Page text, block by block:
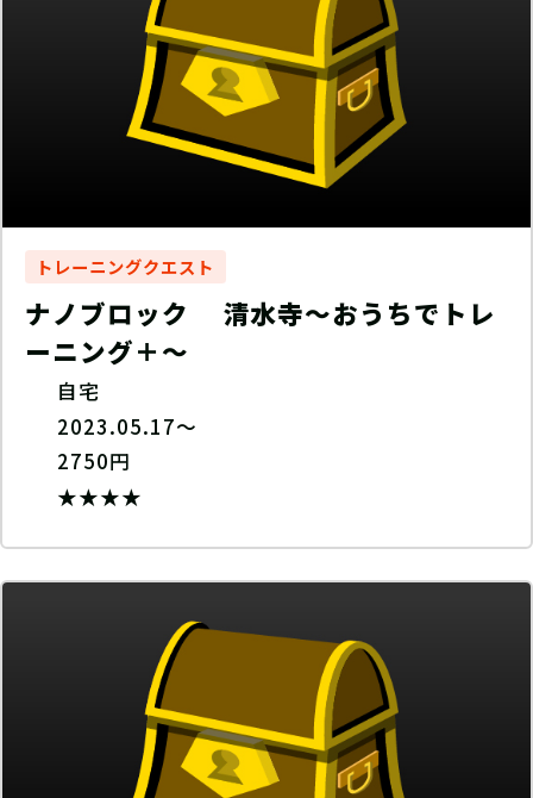
トレーニングクエスト
ナノブロック 清水寺〜おうちでトレ
ーニング＋〜
自宅
2023.05.17～
2750円
★★★★